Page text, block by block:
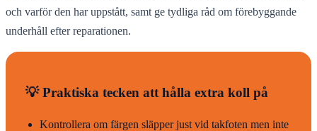
och varför den har uppstått, samt ge tydliga råd om förebyggande
underhåll efter reparationen.
💡 Praktiska tecken att hålla extra koll på
Kontrollera om färgen släpper just vid takfoten men inte